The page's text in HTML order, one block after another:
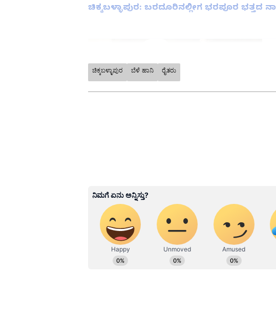
ಚಿಕ್ಕಬಳ್ಳಾಪುರ: ಬರದೂರಿನಲ್ಲೀಗ ಭರಪೂರ ಭತ್ತದ
ಈಗಾಗಲೇ ನಾವು ಲಕ್ಷಾಂತರ ಹಣ ಖರ್ಚುಮಾಡಿ ಸಾಲ
ಸೂರ್ಯಕಾಂತಿ ಬೆಳೆ ಕಂಬಳಿಹುಳಗಳ ಕಾಟದಿಂದ
ತೊಗರಿ, ಮೆಣಸು, ಬೀನ್ಸ್‌ ಸೇರಿದಂತೆ ಇತರೆ ಬೆಳೆಗಳನ್ನು ಸಹ
ABOUT THE AUTHOR
Govindaraj S
ಚಿಕ್ಕಬಳ್ಳಾಪುರ ಬೆಳೆ ಹಾನಿ ರೈತರು